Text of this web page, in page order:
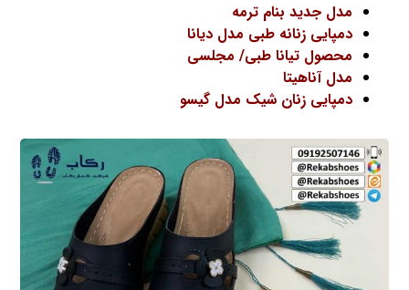
مدل جدید بنام ترمه
دمپایی زنانه طبی مدل دیانا
محصول تیانا طبی/ مجلسی
مدل آناهیتا
دمپایی زنان شیک مدل گیسو